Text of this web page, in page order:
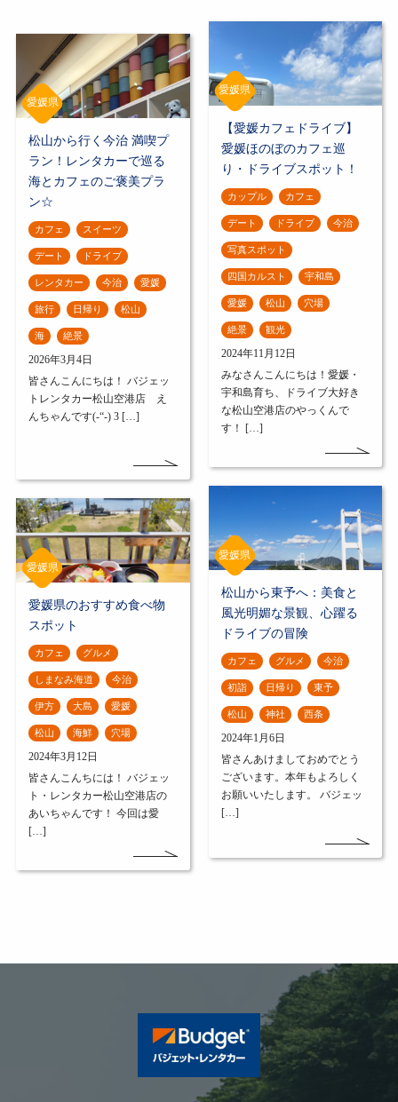
愛媛県
松山から行く今治 満喫プ
ラン！レンタカーで巡る
海とカフェのご褒美プラ
ン☆
カフェ スイーツ
デート ドライブ
レンタカー 今治 愛媛
旅行 日帰り 松山
海 絶景
2026年3月4日
皆さんこんにちは！ バジェッ
トレンタカー松山空港店 え
んちゃんです(-“-) 3 […]
愛媛県
【愛媛カフェドライブ】
愛媛ほのぼのカフェ巡
り・ドライブスポット！
カップル カフェ
デート ドライブ 今治
写真スポット
四国カルスト 宇和島
愛媛 松山 穴場
絶景 観光
2024年11月12日
みなさんこんにちは！愛媛・
宇和島育ち、ドライブ大好き
な松山空港店のやっくんで
す！ […]
愛媛県
愛媛県のおすすめ食べ物
スポット
カフェ グルメ
しまなみ海道 今治
伊方 大島 愛媛
松山 海鮮 穴場
2024年3月12日
皆さんこんちには！ バジェッ
ト・レンタカー松山空港店の
あいちゃんです！ 今回は愛
[…]
愛媛県
松山から東予へ：美食と
風光明媚な景観、心躍る
ドライブの冒険
カフェ グルメ 今治
初詣 日帰り 東予
松山 神社 西条
2024年1月6日
皆さんあけましておめでとう
ございます。本年もよろしく
お願いいたします。 バジェッ
[…]